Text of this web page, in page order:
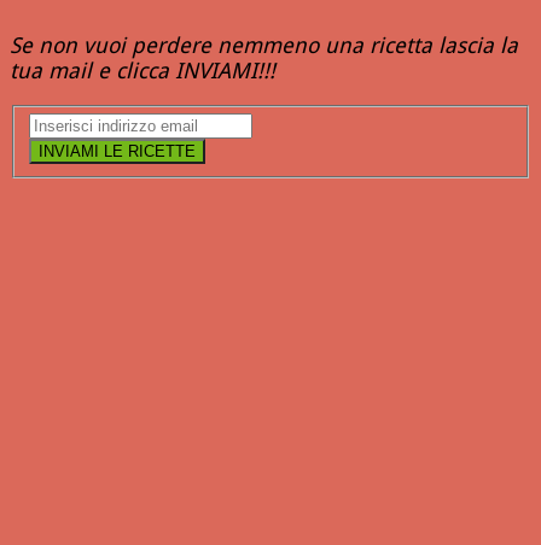
Se non vuoi perdere nemmeno una ricetta lascia la
tua mail e clicca INVIAMI!!!